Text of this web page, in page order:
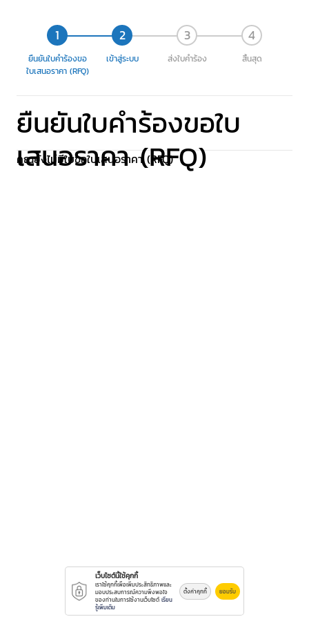
ยืนยันใบคำร้องขอ
ใบเสนอราคา (RFQ)
เข้าสู่ระบบ ส่งใบคำร้อง สิ้นสุด
ยืนยันใบคำร้องขอใบ
เสนอราคา (RFQ)
คุณยังไม่มีใบขอใบเสนอราคา (RFQ)
เว็บไซต์นี้ใช้คุกกี้
เราใช้คุกกี้เพื่อเพิ่มประสิทธิภาพและ
มอบประสบการณ์ความพึงพอใจ
ของท่านในการใช้งานเว็บไซต์ เรียน
รู้เพิ่มเติม
ตั้งค่าคุกกี้ ยอมรับ